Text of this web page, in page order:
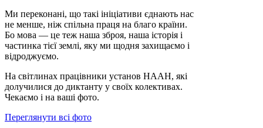
Ми переконані, що такі ініціативи єднають нас
не менше, ніж спільна праця на благо країни.
Бо мова — це теж наша зброя, наша історія і
частинка тієї землі, яку ми щодня захищаємо і
відроджуємо.
На світлинах працівники установ НААН, які
долучилися до диктанту у своїх колективах.
Чекаємо і на ваші фото.
Переглянути всі фото